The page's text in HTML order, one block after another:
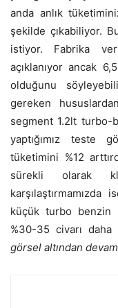
anda anlık
şekilde çıkabiliyor.
istiyor. Fabrika
açıklanıyor ancak
olduğunu
gereken
segment 1.2lt turbo-
yaptığımız teste
tüketimini %12
sürekli olarak
küçük turbo benzin
%30-35 civarı daha
görsel altından